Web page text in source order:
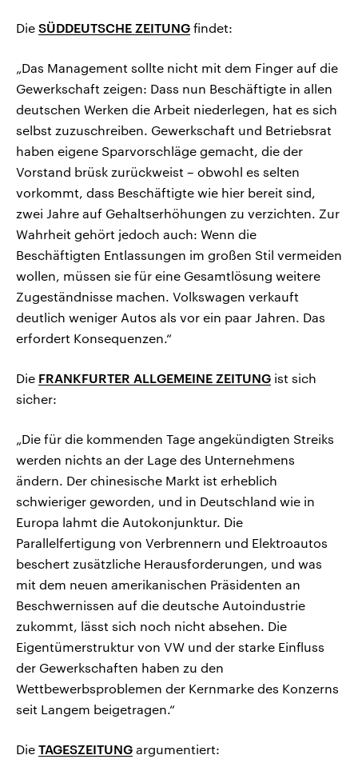
Die SÜDDEUTSCHE ZEITUNG findet:
„Das Management sollte nicht mit dem Finger auf die
Gewerkschaft zeigen: Dass nun Beschäftigte in allen
deutschen Werken die Arbeit niederlegen, hat es sich
selbst zuzuschreiben. Gewerkschaft und Betriebsrat
haben eigene Sparvorschläge gemacht, die der
Vorstand brüsk zurückweist – obwohl es selten
vorkommt, dass Beschäftigte wie hier bereit sind,
zwei Jahre auf Gehaltserhöhungen zu verzichten. Zur
Wahrheit gehört jedoch auch: Wenn die
Beschäftigten Entlassungen im großen Stil vermeiden
wollen, müssen sie für eine Gesamtlösung weitere
Zugeständnisse machen. Volkswagen verkauft
deutlich weniger Autos als vor ein paar Jahren. Das
erfordert Konsequenzen.“
Die FRANKFURTER ALLGEMEINE ZEITUNG ist sich
sicher:
„Die für die kommenden Tage angekündigten Streiks
werden nichts an der Lage des Unternehmens
ändern. Der chinesische Markt ist erheblich
schwieriger geworden, und in Deutschland wie in
Europa lahmt die Autokonjunktur. Die
Parallelfertigung von Verbrennern und Elektroautos
beschert zusätzliche Herausforderungen, und was
mit dem neuen amerikanischen Präsidenten an
Beschwernissen auf die deutsche Autoindustrie
zukommt, lässt sich noch nicht absehen. Die
Eigentümerstruktur von VW und der starke Einfluss
der Gewerkschaften haben zu den
Wettbewerbsproblemen der Kernmarke des Konzerns
seit Langem beigetragen.“
Die TAGESZEITUNG argumentiert: